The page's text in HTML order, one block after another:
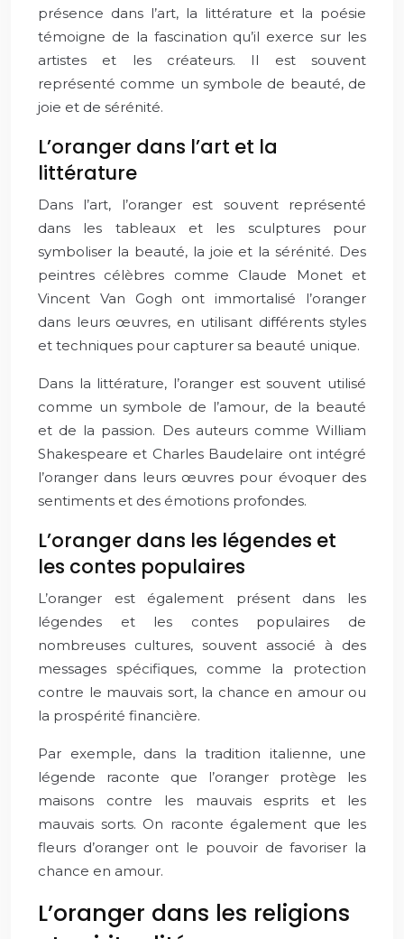
présence dans l’art, la littérature et la poésie
témoigne de la fascination qu’il exerce sur les
artistes et les créateurs. Il est souvent
représenté comme un symbole de beauté, de
joie et de sérénité.
L’oranger dans l’art et la
littérature
Dans l’art, l’oranger est souvent représenté
dans les tableaux et les sculptures pour
symboliser la beauté, la joie et la sérénité. Des
peintres célèbres comme Claude Monet et
Vincent Van Gogh ont immortalisé l’oranger
dans leurs œuvres, en utilisant différents styles
et techniques pour capturer sa beauté unique.
Dans la littérature, l’oranger est souvent utilisé
comme un symbole de l’amour, de la beauté
et de la passion. Des auteurs comme William
Shakespeare et Charles Baudelaire ont intégré
l’oranger dans leurs œuvres pour évoquer des
sentiments et des émotions profondes.
L’oranger dans les légendes et
les contes populaires
L’oranger est également présent dans les
légendes et les contes populaires de
nombreuses cultures, souvent associé à des
messages spécifiques, comme la protection
contre le mauvais sort, la chance en amour ou
la prospérité financière.
Par exemple, dans la tradition italienne, une
légende raconte que l’oranger protège les
maisons contre les mauvais esprits et les
mauvais sorts. On raconte également que les
fleurs d’oranger ont le pouvoir de favoriser la
chance en amour.
L’oranger dans les religions